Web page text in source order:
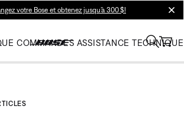
votre Bose et obtenez jusqu’à 300 $!
COMMANDES ASSISTANCE TECHNIQUE